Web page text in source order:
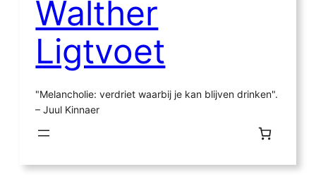
Walther
Ligtvoet
"Melancholie: verdriet waarbij je kan blijven drinken".
– Juul Kinnaer